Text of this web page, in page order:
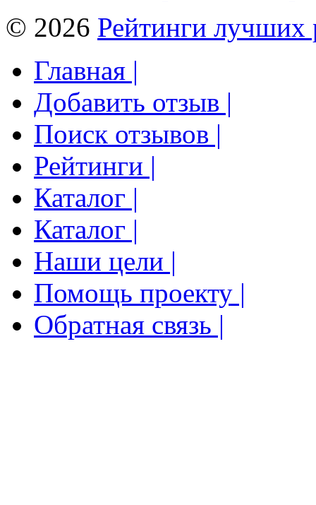
© 2026 Рейтинги лучших
Главная |
Добавить отзыв |
Поиск отзывов |
Рейтинги |
Каталог |
Каталог |
Наши цели |
Помощь проекту |
Обратная связь |